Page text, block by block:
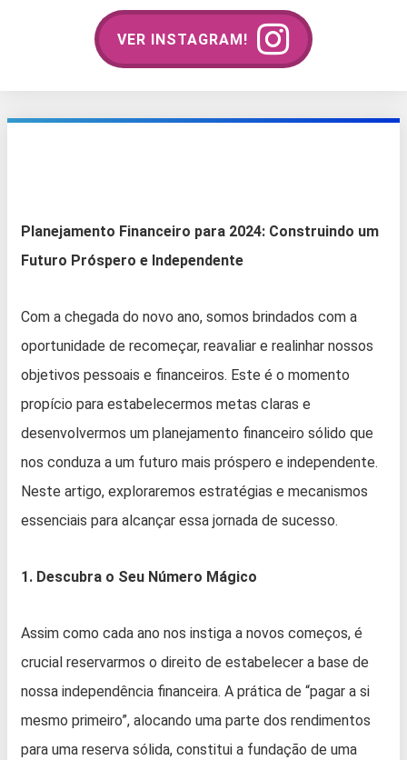
VER INSTAGRAM!
Planejamento Financeiro para 2024: Construindo um
Futuro Próspero e Independente
Com a chegada do novo ano, somos brindados com a
oportunidade de recomeçar, reavaliar e realinhar nossos
objetivos pessoais e financeiros. Este é o momento
propício para estabelecermos metas claras e
desenvolvermos um planejamento financeiro sólido que
nos conduza a um futuro mais próspero e independente.
Neste artigo, exploraremos estratégias e mecanismos
essenciais para alcançar essa jornada de sucesso.
1. Descubra o Seu Número Mágico
Assim como cada ano nos instiga a novos começos, é
crucial reservarmos o direito de estabelecer a base de
nossa independência financeira. A prática de “pagar a si
mesmo primeiro”, alocando uma parte dos rendimentos
para uma reserva sólida, constitui a fundação de uma